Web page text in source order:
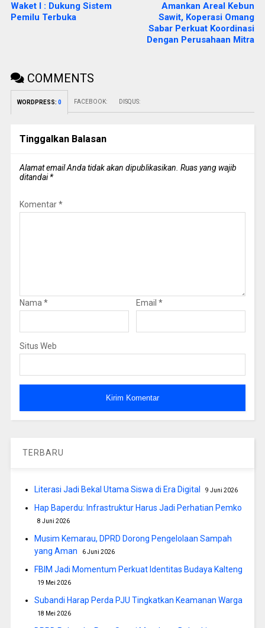
Waket I : Dukung Sistem
Pemilu Terbuka
Amankan Areal Kebun
Sawit, Koperasi Omang
Sabar Perkuat Koordinasi
Dengan Perusahaan Mitra
COMMENTS
WORDPRESS: 0 FACEBOOK: DISQUS:
Tinggalkan Balasan
Alamat email Anda tidak akan dipublikasikan. Ruas yang wajib
ditandai*
Komentar*
Nama * Email *
Situs Web
TERBARU
Literasi Jadi Bekal Utama Siswa di Era Digital 9 Juni 2026
Hap Baperdu: Infrastruktur Harus Jadi Perhatian Pemko
8 Juni 2026
Musim Kemarau, DPRD Dorong Pengelolaan Sampah
yang Aman
6 Juni 2026
FBIM Jadi Momentum Perkuat Identitas Budaya Kalteng
19 Mei 2026
Subandi Harap Perda PJU Tingkatkan Keamanan Warga
18 Mei 2026